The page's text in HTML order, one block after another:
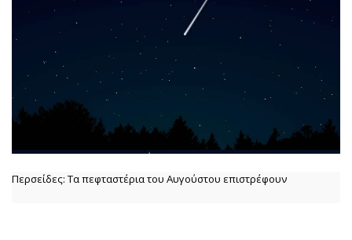
Περσείδες: Τα πεφταστέρια του Αυγούστου επιστρέφουν